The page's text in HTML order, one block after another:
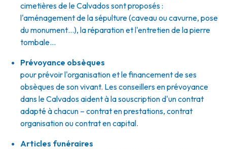
cimetières de le Calvados sont proposés :
l'aménagement de la sépulture (caveau ou cavurne, pose
du monument…), la réparation et l'entretien de la pierre
tombale…
Prévoyance obsèques
pour prévoir l'organisation et le financement de ses
obsèques de son vivant. Les conseillers en prévoyance
dans le Calvados aident à la souscription d'un contrat
adapté à chacun – contrat en prestations, contrat
organisation ou contrat en capital.
Articles funéraires